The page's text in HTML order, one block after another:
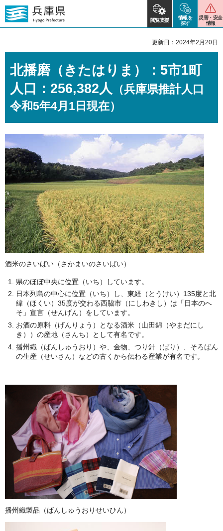
閲覧支援
情報を
探す
災害・安全
情報
更新日：2024年2月20日
北播磨（きたはりま）：5市1町
人口：256,382人 （兵庫県推計人口
令和5年4月1日現在）
酒米のさいばい（さかまいのさいばい）
県のほぼ中央に位置（いち）しています。
日本列島の中心に位置（いち）し、東経（とうけい）135度と北
緯（ほくい）35度が交わる西脇市（にしわきし）は「日本のへ
そ」宣言（せんげん）をしています。
お酒の原料（げんりょう）となる酒米（山田錦（やまだにし
き））の産地（さんち）として有名です。
播州織（ばんしゅうおり）や、金物、つり針（ばり）、そろばん
の生産（せいさん）などの古くから伝わる産業が有名です。
播州織製品（ばんしゅうおりせいひん）